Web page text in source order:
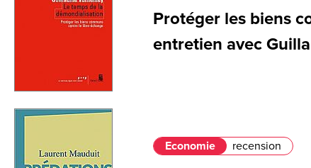
Protéger les biens
entretien avec
Economie recension